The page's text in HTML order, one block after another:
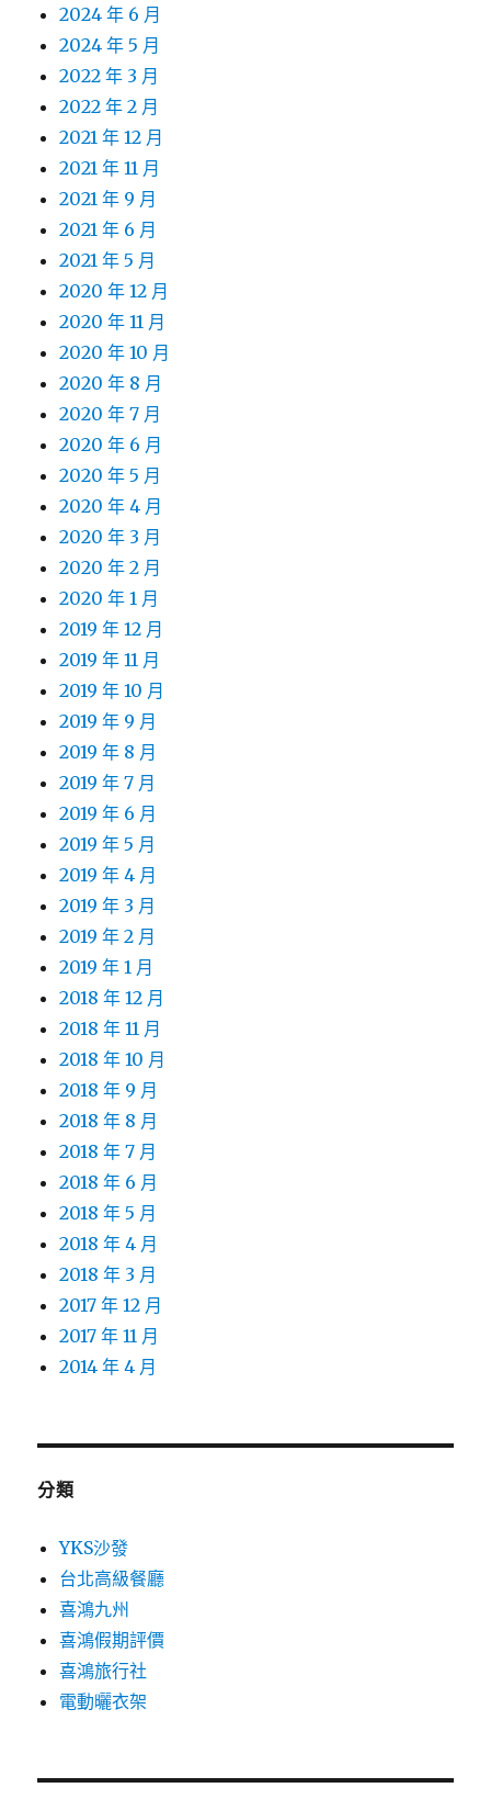
2024 年 6 月
2024 年 5 月
2022 年 3 月
2022 年 2 月
2021 年 12 月
2021 年 11 月
2021 年 9 月
2021 年 6 月
2021 年 5 月
2020 年 12 月
2020 年 11 月
2020 年 10 月
2020 年 8 月
2020 年 7 月
2020 年 6 月
2020 年 5 月
2020 年 4 月
2020 年 3 月
2020 年 2 月
2020 年 1 月
2019 年 12 月
2019 年 11 月
2019 年 10 月
2019 年 9 月
2019 年 8 月
2019 年 7 月
2019 年 6 月
2019 年 5 月
2019 年 4 月
2019 年 3 月
2019 年 2 月
2019 年 1 月
2018 年 12 月
2018 年 11 月
2018 年 10 月
2018 年 9 月
2018 年 8 月
2018 年 7 月
2018 年 6 月
2018 年 5 月
2018 年 4 月
2018 年 3 月
2017 年 12 月
2017 年 11 月
2014 年 4 月
分類
YKS沙發
台北高級餐廳
喜鴻九州
喜鴻假期評價
喜鴻旅行社
電動曬衣架